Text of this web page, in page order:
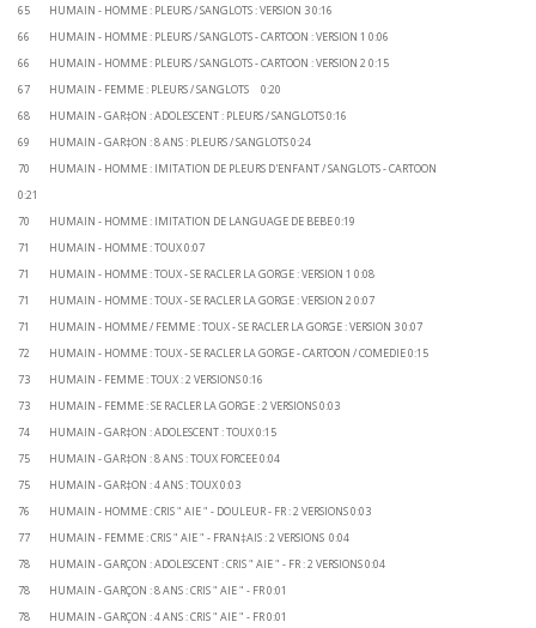
65 HUMAIN - HOMME : PLEURS / SANGLOTS : VERSION 3 0:16
66 HUMAIN - HOMME : PLEURS / SANGLOTS - CARTOON : VERSION 1 0:06
66 HUMAIN - HOMME : PLEURS / SANGLOTS - CARTOON : VERSION 2 0:15
67 HUMAIN - FEMME : PLEURS / SANGLOTS 0:20
68 HUMAIN - GAR‡ON : ADOLESCENT : PLEURS / SANGLOTS 0:16
69 HUMAIN - GAR‡ON : 8 ANS : PLEURS / SANGLOTS 0:24
70 HUMAIN - HOMME : IMITATION DE PLEURS D'ENFANT / SANGLOTS - CARTOON
0:21
70 HUMAIN - HOMME : IMITATION DE LANGUAGE DE BEBE 0:19
71 HUMAIN - HOMME : TOUX 0:07
71 HUMAIN - HOMME : TOUX - SE RACLER LA GORGE : VERSION 1 0:08
71 HUMAIN - HOMME : TOUX - SE RACLER LA GORGE : VERSION 2 0:07
71 HUMAIN - HOMME / FEMME : TOUX - SE RACLER LA GORGE : VERSION 3 0:07
72 HUMAIN - HOMME : TOUX - SE RACLER LA GORGE - CARTOON / COMEDIE 0:15
73 HUMAIN - FEMME : TOUX : 2 VERSIONS 0:16
73 HUMAIN - FEMME : SE RACLER LA GORGE : 2 VERSIONS 0:03
74 HUMAIN - GAR‡ON : ADOLESCENT : TOUX 0:15
75 HUMAIN - GAR‡ON : 8 ANS : TOUX FORCEE 0:04
75 HUMAIN - GAR‡ON : 4 ANS : TOUX 0:03
76 HUMAIN - HOMME : CRIS " AIE " - DOULEUR - FR : 2 VERSIONS 0:03
77 HUMAIN - FEMME : CRIS " AIE " - FRAN‡AIS : 2 VERSIONS 0:04
78 HUMAIN - GARÇON : ADOLESCENT : CRIS " AIE " - FR : 2 VERSIONS 0:04
78 HUMAIN - GARÇON : 8 ANS : CRIS " AIE " - FR 0:01
78 HUMAIN - GARÇON : 4 ANS : CRIS " AIE " - FR 0:01